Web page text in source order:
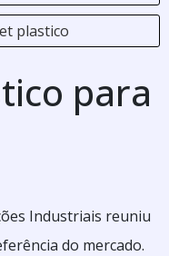
plastico
para
Industriais reuniu
do mercado.